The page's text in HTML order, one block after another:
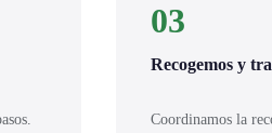
03
Recogemos y
Coordinamos la